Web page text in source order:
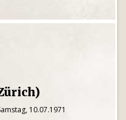
10.07.1971